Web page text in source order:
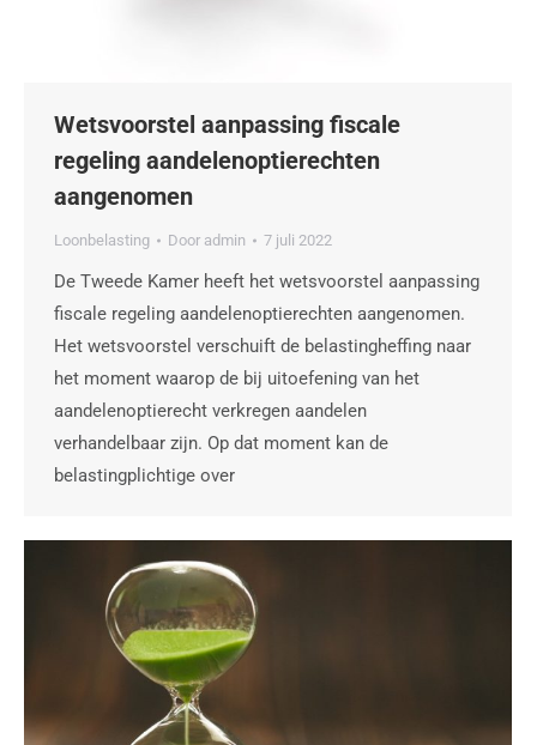
Wetsvoorstel aanpassing fiscale
regeling aandelenoptierechten
aangenomen
Loonbelasting Door admin 7 juli 2022
De Tweede Kamer heeft het wetsvoorstel aanpassing
fiscale regeling aandelenoptierechten aangenomen.
Het wetsvoorstel verschuift de belastingheffing naar
het moment waarop de bij uitoefening van het
aandelenoptierecht verkregen aandelen
verhandelbaar zijn. Op dat moment kan de
belastingplichtige over